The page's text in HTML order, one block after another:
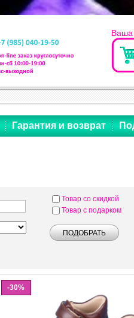
Ваша
Гарантия и возврат
Товар со скидкой
Товар с подарком
30%